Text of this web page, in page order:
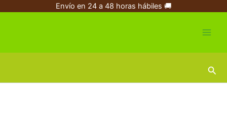
Envío en 24 a 48 horas hábiles 🚚